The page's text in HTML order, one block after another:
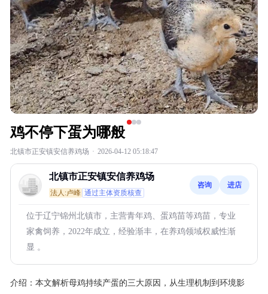
鸡不停下蛋为哪般
北镇市正安镇安信养鸡场 · 2026-04-12 05:18:47
北镇市正安镇安信养鸡场
法人:卢峰 通过主体资质核查
咨询 进店
位于辽宁锦州北镇市，主营青年鸡、蛋鸡苗等鸡苗，专业
家禽饲养，2022年成立，经验渐丰，在养鸡领域权威性渐
显 。
介绍： 本文解析母鸡持续产蛋的三大原因，从生理机制到环境影